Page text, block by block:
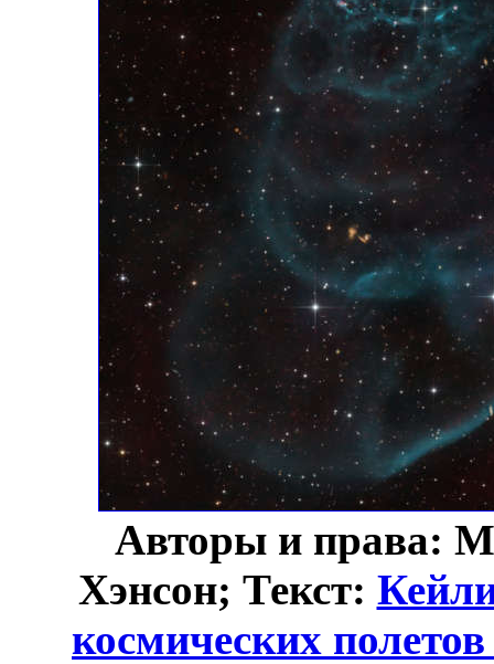
Авторы и права:
Хэнсон; Текст:
космических